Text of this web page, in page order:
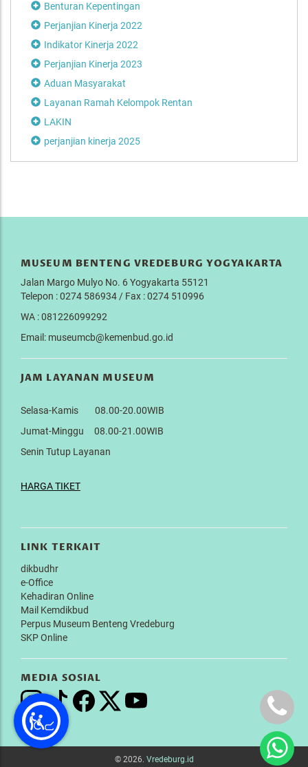
Benturan Kepentingan
Perjanjian Kinerja 2022
Indikator Kinerja 2022
Perjanjian Kinerja 2023
Aduan Masyarakat
Layanan Ramah Kelompok Rentan
LAKIN
perjanjian kinerja 2025
MUSEUM BENTENG VREDEBURG YOGYAKARTA
Jalan Margo Mulyo No. 6 Yogyakarta 55121
Telepon : 0274 586934 / Fax : 0274 510996
WA : 081226099292
Email: museumcb@kemenbud.go.id
JAM LAYANAN MUSEUM
Selasa-Kamis 08.00-20.00WIB
Jumat-Minggu 08.00-21.00WIB
Senin Tutup Layanan
HARGA TIKET
LINK TERKAIT
dikbudhr
e-Office
Kehadiran Online
Mail Kemdikbud
Perpus Museum Benteng Vredeburg
SKP Online
MEDIA SOSIAL
© 2026. Vredeburg.id